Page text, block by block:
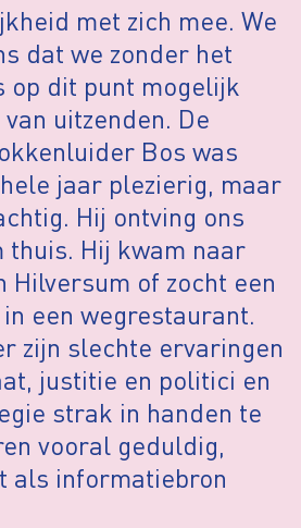
met zich mee. We
dat we zonder het
op dit punt mogelijk
uitzenden. De
Bos was
jaar plezierig, maar
Hij ontving ons
thuis. Hij kwam naar
Hilversum of zocht een
een wegrestaurant.
zijn slechte ervaringen
justitie en politici en
strak in handen te
vooral geduldig,
als informatiebron